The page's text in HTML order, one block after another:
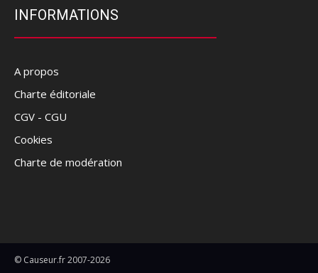
INFORMATIONS
A propos
Charte éditoriale
CGV - CGU
Cookies
Charte de modération
© Causeur.fr 2007-2026